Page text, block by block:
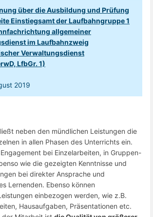
über die Ausbildung und Prüfung
Einstiegsamt der Laufbahngruppe 1
allgemeiner
im Laufbahnzweig
Verwaltungsdienst
LfbGr. 1)
2019
neben den mündlichen Leistungen die
in allen Phasen des Unterrichts ein.
bei Einzelarbeiten, in Gruppen-
wie die gezeigten Kenntnisse und
bei direkter Ansprache und
Lernenden. Ebenso können
einbezogen werden, wie z.B.
Hausaufgaben, Präsentationen etc.